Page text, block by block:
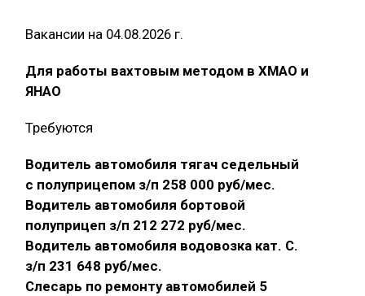
Вакансии на 04.08.2026 г.
Для работы вахтовым методом в ХМАО и
ЯНАО
Требуются
Водитель автомобиля тягач седельный
с полуприцепом з/п 258 000 руб/мес.
Водитель автомобиля бортовой
полуприцеп з/п 212 272 руб/мес.
Водитель автомобиля водовозка кат. С.
з/п 231 648 руб/мес.
Слесарь по ремонту автомобилей 5